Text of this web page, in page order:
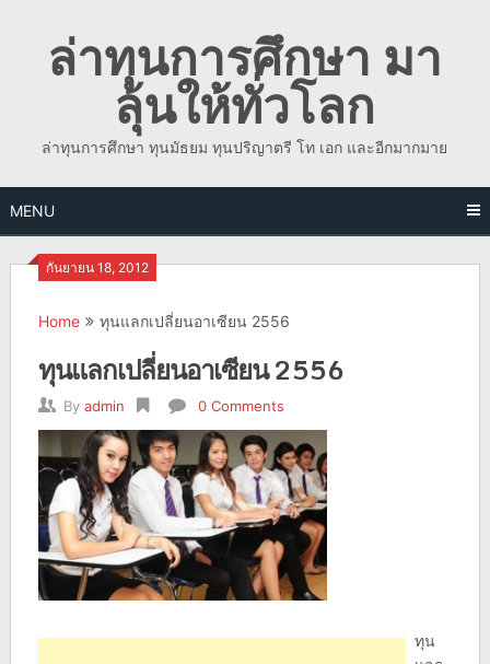
contentล่าทุนการศึกษา มา
ลุ้นให้ทั่วโลก
ล่าทุนการศึกษา ทุนมัธยม ทุนปริญาตรี โท เอก และอีกมากมาย
MENU
กันยายน 18, 2012
Home ทุนแลกเปลี่ยนอาเซียน 2556
ทุนแลกเปลี่ยนอาเซียน 2556
By admin 0 Comments
ทุน